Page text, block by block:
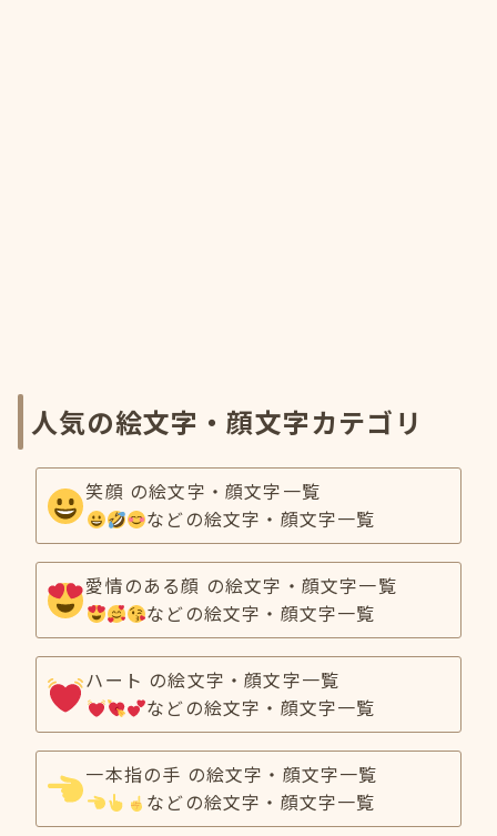
人気の絵文字・顔文字カテゴリ
笑顔 の絵文字・顔文字一覧
などの絵文字・顔文字一覧
愛情のある顔 の絵文字・顔文字一覧
などの絵文字・顔文字一覧
ハート の絵文字・顔文字一覧
などの絵文字・顔文字一覧
一本指の手 の絵文字・顔文字一覧
などの絵文字・顔文字一覧